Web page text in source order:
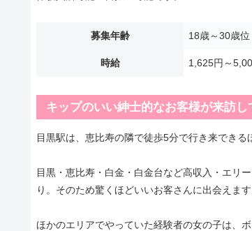
募集年齢 18歳～30歳位
時給 1,625円～
キップのいい紳士的なお客様が来訪し
目黒駅は、恵比寿の隣で徒歩5分で行き来できる
目黒・恵比寿・白金・白金台など高収入・エリ
り。そのため驚くほどいいお客さんに出会えます
ほかのエリアでやっていた経験者の女の子は、